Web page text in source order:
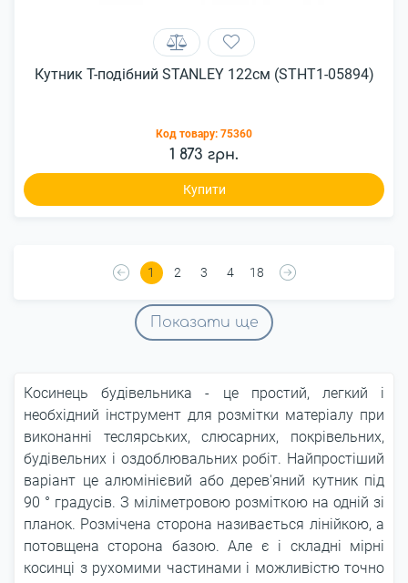
Кутник Т-подібний STANLEY 122см (STHT1-05894)
Код товару: 75360
1 873 грн.
Купити
1 2 3 4 18
Показати ще
Косинець будівельника - це простий, легкий і
необхідний інструмент для розмітки матеріалу при
виконанні теслярських, слюсарних, покрівельних,
будівельних і оздоблювальних робіт. Найпростіший
варіант це алюмінієвий або дерев'яний кутник під
90 ° градусів. З міліметровою розміткою на одній зі
планок. Розмічена сторона називається лінійкою, а
потовщена сторона базою. Але є і складні мірні
косинці з рухомими частинами і можливістю точно